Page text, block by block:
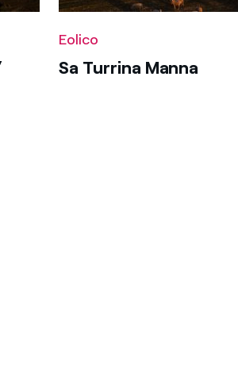
Eolico
Sa Turrina Manna